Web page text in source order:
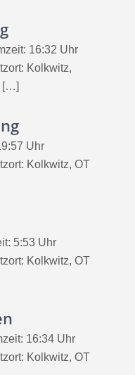
16:32 Uhr
Kolkwitz,
[…]
Uhr
Kolkwitz, OT
5:53 Uhr
Kolkwitz, OT
16:34 Uhr
Kolkwitz, OT